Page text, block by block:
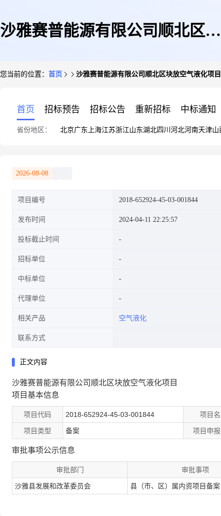
沙雅赛普能源有限公司顺北区块
您当前的位置： 首页 沙雅赛普能源有限公司顺北区块放空气液化项目
首页 招标预告 招标公告 重新招标 中标通知
省份地区： 北京广东 上海江苏浙江山东湖北四川 河北河南天津山
2026-08-08
项目编号 2018-652924-45-03-001844
发布时间 2024-04-11 22:25:57
投标截止时间
招标单位
中标单位
代理单位
相关产品 空气液化
联系方式
正文内容
沙雅赛普能源有限公司顺北区块放空气液化项目
项目基本信息
项目代码 2018-652924-45-03-001844 项目
项目类型 备案 项目申
审批事项公示信息
审批部门 审批事项
沙雅县发展和改革委员会 县（市、区）属内资项目备案